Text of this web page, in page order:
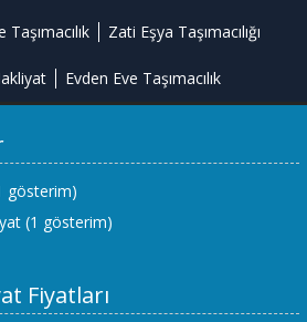
Zati Eşya Taşımacılığı
Evden Eve Taşımacılık
gösterim)
(1 gösterim)
Fiyatları